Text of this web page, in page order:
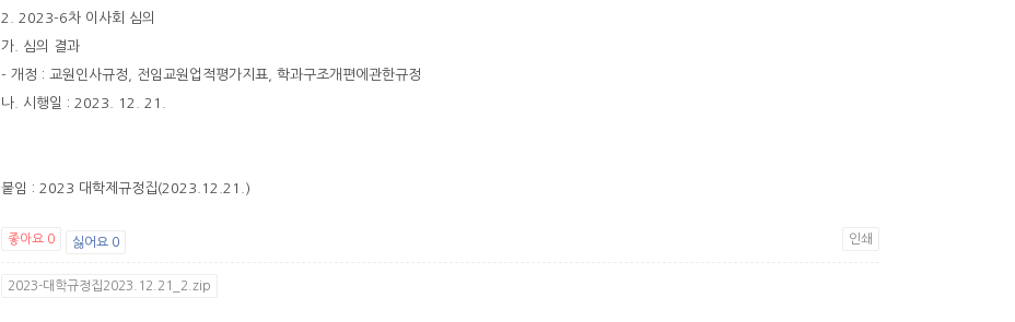
2. 2023-6차 이사회 심의
가. 심의 결과
- 개정 : 교원인사규정, 전임교원업적평가지표, 학과구조개편에관한규정
나. 시행일 : 2023. 12. 21.
붙임 : 2023 대학제규정집(2023.12.21.)
좋아요 0 싫어요 0 인쇄
2023-대학규정집2023.12.21_2.zip